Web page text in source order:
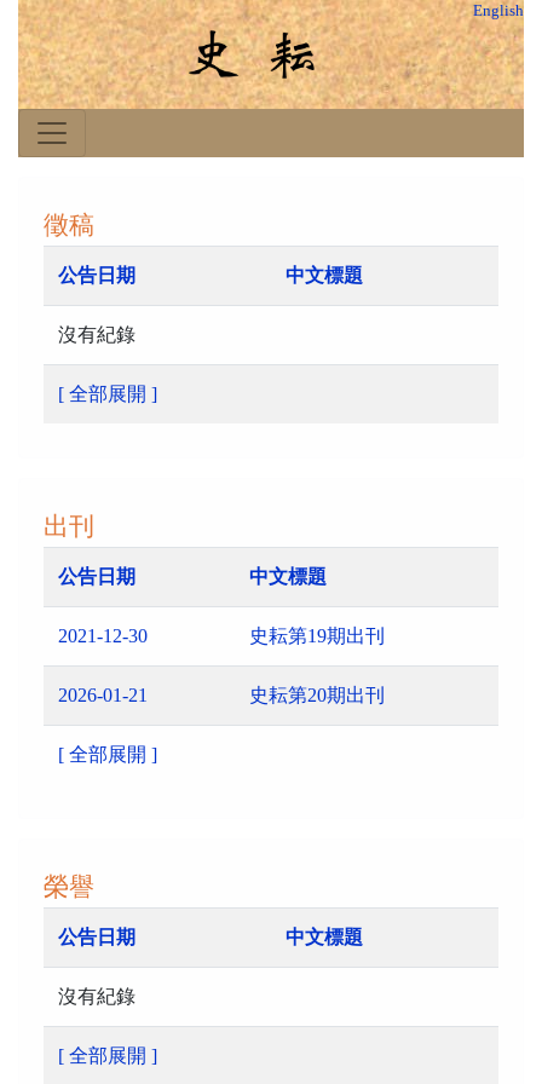
English
徵稿
公告日期 中文標題
沒有紀錄
[ 全部展開 ]
出刊
公告日期 中文標題
2021-12-30 史耘第19期出刊
2026-01-21 史耘第20期出刊
[ 全部展開 ]
榮譽
公告日期 中文標題
沒有紀錄
[ 全部展開 ]